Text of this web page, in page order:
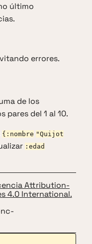
último
errores.
de los
pares del 1 al 10.
{:nombre "Quijot
:edad
Attribution-
4.0 International.